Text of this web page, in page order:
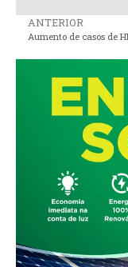
ANTERIOR